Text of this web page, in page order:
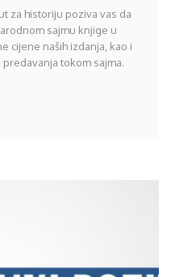
za historiju poziva vas da
sajmu knjige u
cijene naših izdanja, kao i
tokom sajma.